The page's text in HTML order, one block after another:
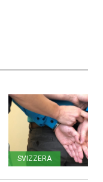
SVIZZERA